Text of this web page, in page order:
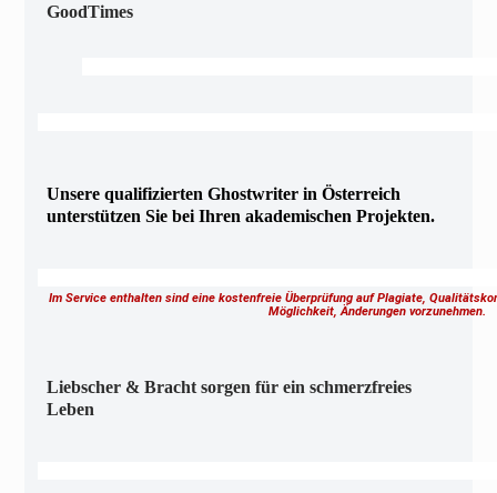
GoodTimes
Unsere qualifizierten Ghostwriter in Österreich
unterstützen Sie bei Ihren akademischen Projekten.
Im Service enthalten sind eine kostenfreie Überprüfung auf Plagiate,
Möglichkeit, Änderungen vorzunehmen.
Liebscher & Bracht sorgen für ein schmerzfreies
Leben